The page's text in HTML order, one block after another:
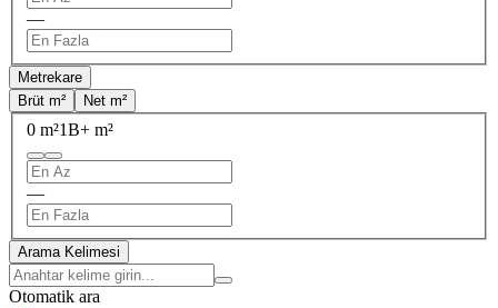
—
Metrekare
Brüt m²
Net m²
0 m²1B+ m²
—
Arama Kelimesi
Otomatik ara